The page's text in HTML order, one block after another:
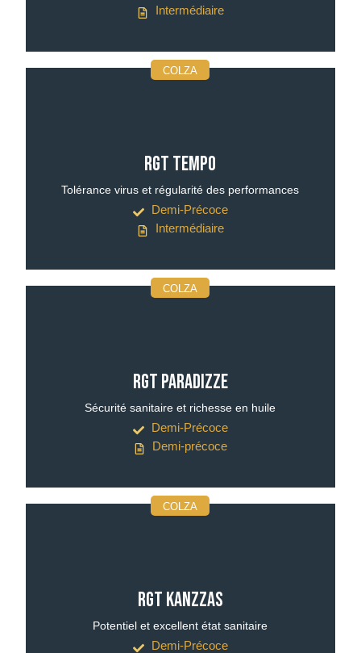
Intermédiaire
COLZA
RGT TEMPO
Tolérance virus et régularité des performances
Demi-Précoce
Intermédiaire
COLZA
RGT PARADIZZE
Sécurité sanitaire et richesse en huile
Demi-Précoce
Demi-précoce
COLZA
RGT KANZZAS
Potentiel et excellent état sanitaire
Demi-Précoce